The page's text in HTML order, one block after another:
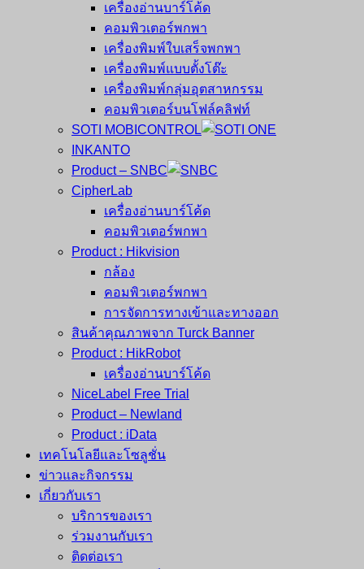
เครื่องอ่านบาร์โค้ด
คอมพิวเตอร์พกพา
เครื่องพิมพ์ใบเสร็จพกพา
เครื่องพิมพ์แบบตั้งโต๊ะ
เครื่องพิมพ์กลุ่มอุตสาหกรรม
คอมพิวเตอร์บนโฟล์คลิฟท์
SOTI MOBICONTROL
INKANTO
Product – SNBC
CipherLab
เครื่องอ่านบาร์โค้ด
คอมพิวเตอร์พกพา
Product : Hikvision
กล้อง
คอมพิวเตอร์พกพา
การจัดการทางเข้าและทางออก
สินค้าคุณภาพจาก Turck Banner
Product : HikRobot
เครื่องอ่านบาร์โค้ด
NiceLabel Free Trial
Product – Newland
Product : iData
เทคโนโลยีและโซลูชั่น
ข่าวและกิจกรรม
เกี่ยวกับเรา
บริการของเรา
ร่วมงานกับเรา
ติดต่อเรา